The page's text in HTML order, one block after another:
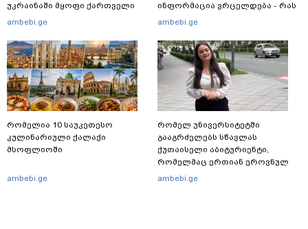
უკრაინაში მყოფი ქართველი
მებრძოლები
ambebi.ge
რომელია 10 საუკეთესო
კულინარიული ქალაქი
მსოფლიოში
ambebi.ge
ინფორმაცია ვრცელდება - რას
წერს ბიჭუნას დედა?
ambebi.ge
რომელ უნივერსიტეტში
გააგრძელებს სწავლას
ქუთაისელი აბიტურიენტი,
რომელმაც ერთიან ეროვნულ
გამოცდებზე, ყველა საგანში
ambebi.ge